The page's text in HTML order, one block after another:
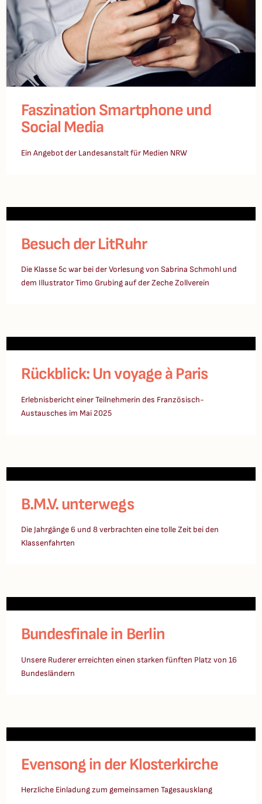
Faszination Smartphone und
Social Media
Ein Angebot der Landesanstalt für Medien NRW
Besuch der LitRuhr
Die Klasse 5c war bei der Vorlesung von Sabrina Schmohl und
dem Illustrator Timo Grubing auf der Zeche Zollverein
Rückblick: Un voyage à Paris
Erlebnisbericht einer Teilnehmerin des Französisch-
Austausches im Mai 2025
B.M.V. unterwegs
Die Jahrgänge 6 und 8 verbrachten eine tolle Zeit bei den
Klassenfahrten
Bundesfinale in Berlin
Unsere Ruderer erreichten einen starken fünften Platz von 16
Bundesländern
Evensong in der Klosterkirche
Herzliche Einladung zum gemeinsamen Tagesausklang